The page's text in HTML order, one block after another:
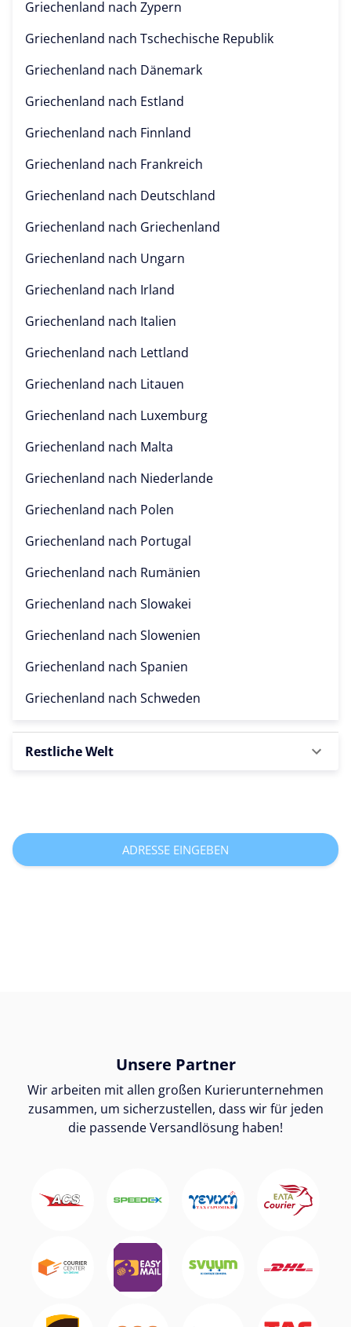
Griechenland nach Zypern
Griechenland nach Tschechische Republik
Griechenland nach Dänemark
Griechenland nach Estland
Griechenland nach Finnland
Griechenland nach Frankreich
Griechenland nach Deutschland
Griechenland nach Griechenland
Griechenland nach Ungarn
Griechenland nach Irland
Griechenland nach Italien
Griechenland nach Lettland
Griechenland nach Litauen
Griechenland nach Luxemburg
Griechenland nach Malta
Griechenland nach Niederlande
Griechenland nach Polen
Griechenland nach Portugal
Griechenland nach Rumänien
Griechenland nach Slowakei
Griechenland nach Slowenien
Griechenland nach Spanien
Griechenland nach Schweden
Restliche Welt
ADRESSE EINGEBEN
Unsere Partner
Wir arbeiten mit allen großen Kurierunternehmen
zusammen, um sicherzustellen, dass wir für jeden
die passende Versandlösung haben!